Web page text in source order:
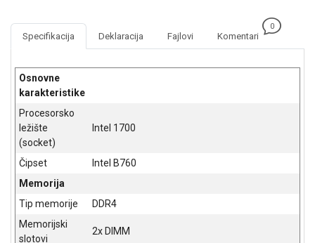
SIGURNOSNA
SOFTWARE
ADAPTERI
KANCELARIJSKI
MATERIJAL
SVE
ZA
Specifikacija Deklaracija Fajlovi Komentari
0
Osnovne
karakteristike
Procesorsko
ležište
(socket)
Intel 1700
Čipset
Intel B760
Memorija
Tip memorije
DDR4
Memorijski
slotovi
2x DIMM